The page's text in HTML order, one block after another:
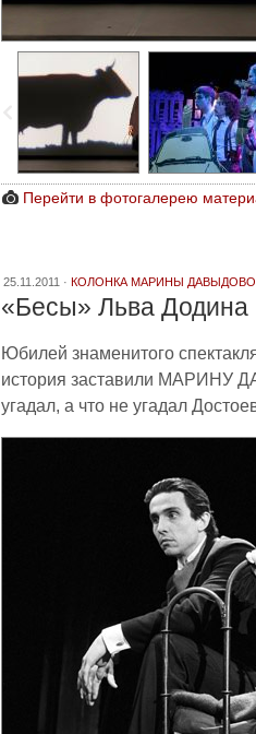
Перейти в фотогалерею
25.11.2011 · КОЛОНКА МАРИНЫ
«Бесы» Льва
Юбилей знаменитого
история заставили МАРИНУ
угадал, а что не угадал